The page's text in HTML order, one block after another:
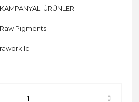
KAMPANYALI ÜRÜNLER
Raw Pigments
rawdrkllc